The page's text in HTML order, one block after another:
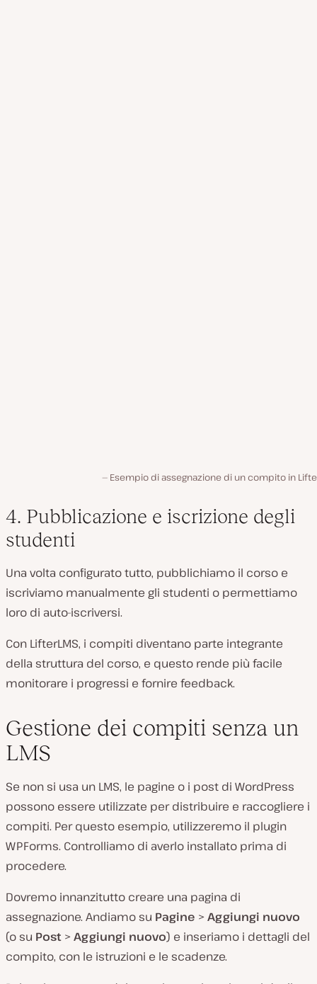
Esempio di assegnazione di un compito in
4. Pubblicazione e iscrizione degli
studenti
Una volta configurato tutto, pubblichiamo il corso e
iscriviamo manualmente gli studenti o permettiamo
loro di auto-iscriversi.
Con LifterLMS, i compiti diventano parte integrante
della struttura del corso, e questo rende più facile
monitorare i progressi e fornire feedback.
Gestione dei compiti senza un
LMS
Se non si usa un LMS, le pagine o i post di WordPress
possono essere utilizzate per distribuire e raccogliere i
compiti. Per questo esempio, utilizzeremo il plugin
WPForms. Controlliamo di averlo installato prima di
procedere.
Dovremo innanzitutto creare una pagina di
assegnazione. Andiamo su Pagine >Aggiungi nuovo
(o su Post >Aggiungi nuovo) e inseriamo i dettagli del
compito, con le istruzioni e le scadenze.